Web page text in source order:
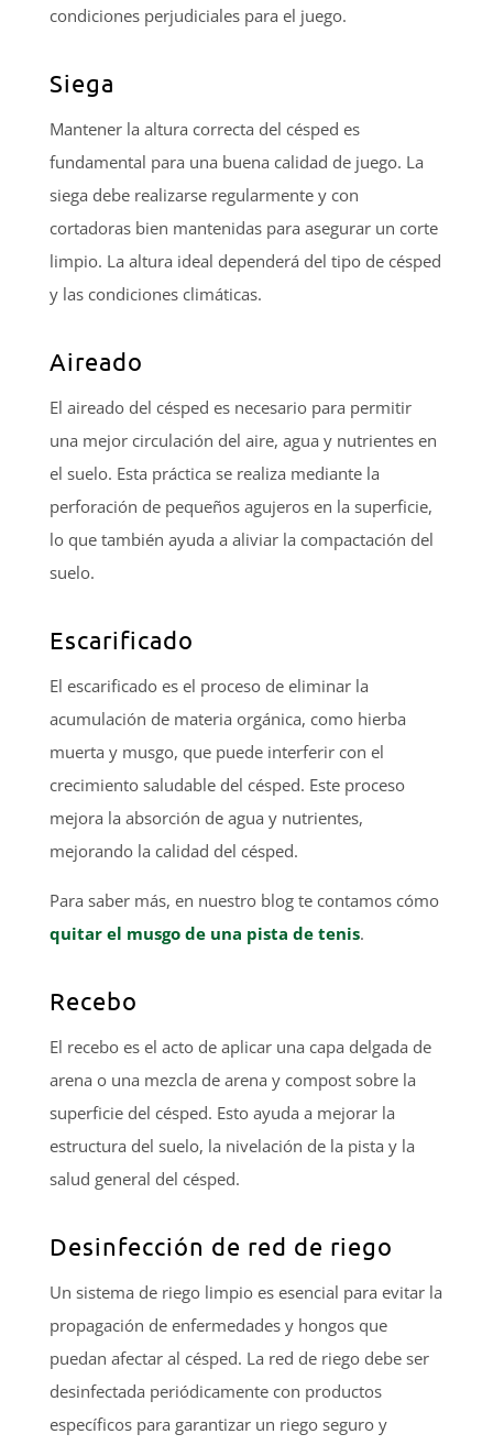
condiciones perjudiciales para el juego.
Siega
Mantener la altura correcta del césped es
fundamental para una buena calidad de juego. La
siega debe realizarse regularmente y con
cortadoras bien mantenidas para asegurar un corte
limpio. La altura ideal dependerá del tipo de césped
y las condiciones climáticas.
Aireado
El aireado del césped es necesario para permitir
una mejor circulación del aire, agua y nutrientes en
el suelo. Esta práctica se realiza mediante la
perforación de pequeños agujeros en la superficie,
lo que también ayuda a aliviar la compactación del
suelo.
Escarificado
El escarificado es el proceso de eliminar la
acumulación de materia orgánica, como hierba
muerta y musgo, que puede interferir con el
crecimiento saludable del césped. Este proceso
mejora la absorción de agua y nutrientes,
mejorando la calidad del césped.
Para saber más, en nuestro blog te contamos cómo
quitar el musgo de una pista de tenis.
Recebo
El recebo es el acto de aplicar una capa delgada de
arena o una mezcla de arena y compost sobre la
superficie del césped. Esto ayuda a mejorar la
estructura del suelo, la nivelación de la pista y la
salud general del césped.
Desinfección de red de riego
Un sistema de riego limpio es esencial para evitar la
propagación de enfermedades y hongos que
puedan afectar al césped. La red de riego debe ser
desinfectada periódicamente con productos
específicos para garantizar un riego seguro y